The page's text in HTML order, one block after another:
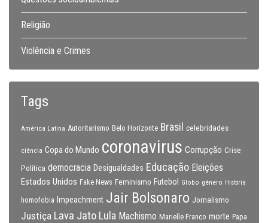
Religião
Violência e Crimes
Tags
América Latina Autoritarismo Belo Horizonte Brasil celebridades
ciência Copa do Mundo coronavirus Corrupção Crise
Política democracia Desigualdades Educação Eleições
Estados Unidos Fake News Feminismo Futebol Globo gênero História
homofobia Impeachment Jair Bolsonaro Jornalismo
Justiça Lava Jato Lula Machismo Marielle Franco morte Papa